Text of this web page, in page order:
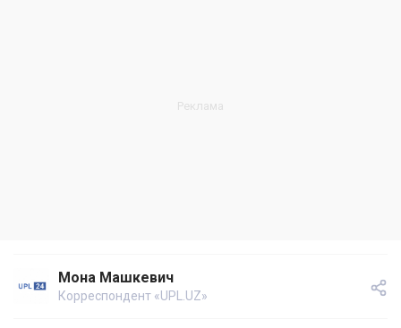
Мона Машкевич
Корреспондент «UPL.UZ»